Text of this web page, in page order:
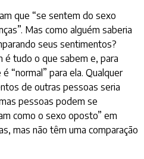
que “se sentem do sexo
Mas como alguém saberia
seus sentimentos?
é tudo o que sabem e, para
“normal” para ela. Qualquer
de outras pessoas seria
pessoas podem se
como o sexo oposto” em
mas não têm uma comparação